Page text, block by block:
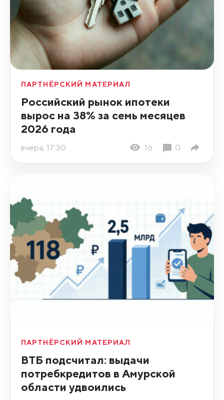
ПАРТНЁРСКИЙ МАТЕРИАЛ
Российский рынок ипотеки
вырос на 38% за семь месяцев
2026 года
вчера, 17:30 16 0
ПАРТНЁРСКИЙ МАТЕРИАЛ
ВТБ подсчитал: выдачи
потребкредитов в Амурской
области удвоились